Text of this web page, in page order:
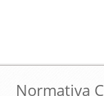
Normativa